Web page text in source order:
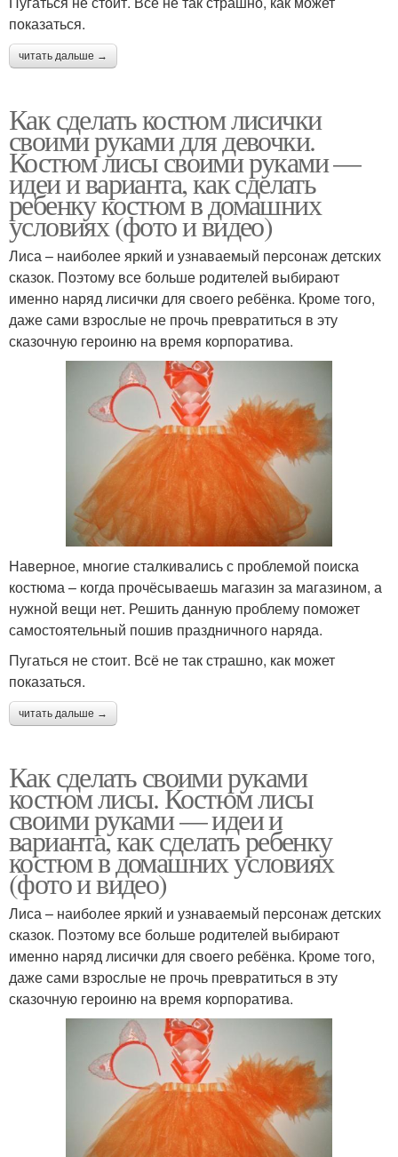
показаться.
читать дальше →
Как сделать костюм лисички
своими руками для девочки.
Костюм лисы своими руками —
идеи и варианта, как сделать
ребенку костюм в домашних
условиях (фото и видео)
Лиса – наиболее яркий и узнаваемый персонаж детских
сказок. Поэтому все больше родителей выбирают
именно наряд лисички для своего ребёнка. Кроме того,
даже сами взрослые не прочь превратиться в эту
сказочную героиню на время корпоратива.
Наверное, многие сталкивались с проблемой поиска
костюма – когда прочёсываешь магазин за магазином, а
нужной вещи нет. Решить данную проблему поможет
самостоятельный пошив праздничного наряда.
Пугаться не стоит. Всё не так страшно, как может
показаться.
читать дальше →
Как сделать своими руками
костюм лисы. Костюм лисы
своими руками — идеи и
варианта, как сделать ребенку
костюм в домашних условиях
(фото и видео)
Лиса – наиболее яркий и узнаваемый персонаж детских
сказок. Поэтому все больше родителей выбирают
именно наряд лисички для своего ребёнка. Кроме того,
даже сами взрослые не прочь превратиться в эту
сказочную героиню на время корпоратива.